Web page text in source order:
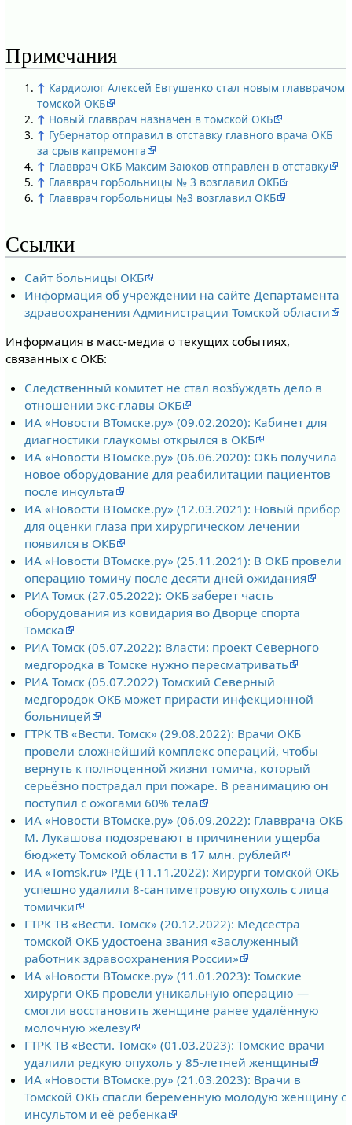
Примечания
↑ Кардиолог Алексей Евтушенко стал новым главврачом
томской ОКБ
↑ Новый главврач назначен в томской ОКБ
↑ Губернатор отправил в отставку главного врача ОКБ
за срыв капремонта
↑ Главврач ОКБ Максим Заюков отправлен в отставку
↑ Главврач горбольницы № 3 возглавил ОКБ
↑ Главврач горбольницы №3 возглавил ОКБ
Ссылки
Сайт больницы ОКБ
Информация об учреждении на сайте Департамента
здравоохранения Администрации Томской области
Информация в масс-медиа о текущих событиях,
связанных с ОКБ:
Следственный комитет не стал возбуждать дело в
отношении экс-главы ОКБ
ИА «Новости ВТомске.ру» (09.02.2020): Кабинет для
диагностики глаукомы открылся в ОКБ
ИА «Новости ВТомске.ру» (06.06.2020): ОКБ получила
новое оборудование для реабилитации пациентов
после инсульта
ИА «Новости ВТомске.ру» (12.03.2021): Новый прибор
для оценки глаза при хирургическом лечении
появился в ОКБ
ИА «Новости ВТомске.ру» (25.11.2021): В ОКБ провели
операцию томичу после десяти дней ожидания
РИА Томск (27.05.2022): ОКБ заберет часть
оборудования из ковидария во Дворце спорта
Томска
РИА Томск (05.07.2022): Власти: проект Северного
медгородка в Томске нужно пересматривать
РИА Томск (05.07.2022) Томский Северный
медгородок ОКБ может прирасти инфекционной
больницей
ГТРК ТВ «Вести. Томск» (29.08.2022): Врачи ОКБ
провели сложнейший комплекс операций, чтобы
вернуть к полноценной жизни томича, который
серьёзно пострадал при пожаре. В реанимацию он
поступил с ожогами 60% тела
ИА «Новости ВТомске.ру» (06.09.2022): Главврача ОКБ
М. Лукашова подозревают в причинении ущерба
бюджету Томской области в 17 млн. рублей
ИА «Tomsk.ru» РДЕ (11.11.2022): Хирурги томской ОКБ
успешно удалили 8-сантиметровую опухоль с лица
томички
ГТРК ТВ «Вести. Томск» (20.12.2022): Медсестра
томской ОКБ удостоена звания «Заслуженный
работник здравоохранения России»
ИА «Новости ВТомске.ру» (11.01.2023): Томские
хирурги ОКБ провели уникальную операцию —
смогли восстановить женщине ранее удалённую
молочную железу
ГТРК ТВ «Вести. Томск» (01.03.2023): Томские врачи
удалили редкую опухоль у 85-летней женщины
ИА «Новости ВТомске.ру» (21.03.2023): Врачи в
Томской ОКБ спасли беременную молодую женщину с
инсультом и её ребенка